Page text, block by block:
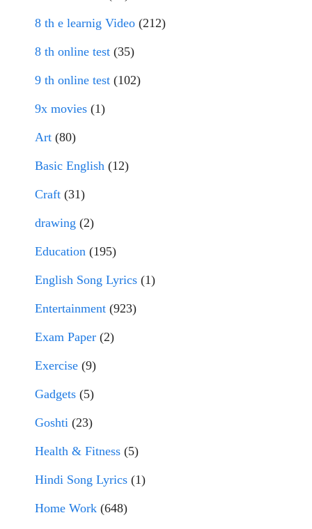
8 th e learnig Video (212)
8 th online test (35)
9 th online test (102)
9x movies (1)
Art (80)
Basic English (12)
Craft (31)
drawing (2)
Education (195)
English Song Lyrics (1)
Entertainment (923)
Exam Paper (2)
Exercise (9)
Gadgets (5)
Goshti (23)
Health & Fitness (5)
Hindi Song Lyrics (1)
Home Work (648)